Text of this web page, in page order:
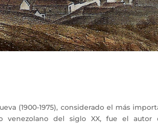
(1900-1975), considerado el más
venezolano del siglo XX, fue el autor